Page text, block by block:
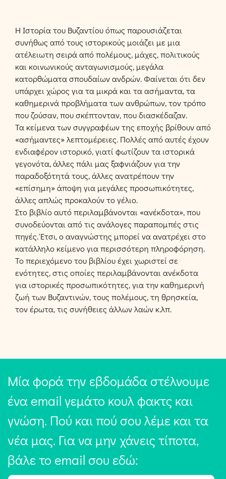
Η Ιστορία του Βυζαντίου όπως παρουσιάζεται
συνήθως από τους ιστορικούς μοιάζει με μια
ατέλειωτη σειρά από πολέμους, μάχες, πολιτικούς
και κοινωνικούς ανταγωνισμούς, μεγάλα
κατορθώματα σπουδαίων ανδρών. Φαίνεται ότι δεν
υπάρχει χώρος για τα μικρά και τα ασήμαντα, τα
καθημερινά προβλήματα των ανθρώπων, τον τρόπο
που ζούσαν, που σκέπτονταν, που διασκέδαζαν.
Τα κείμενα των συγγραφέων της εποχής βρίθουν από
«ασήμαντες» λεπτομέρειες. Πολλές από αυτές έχουν
ενδιαφέρον ιστορικό, γιατί φωτίζουν τα ιστορικά
γεγονότα, άλλες πάλι μας ξαφνιάζουν για την
παραδοξότητά τους, άλλες ανατρέπουν την
«επίσημη» άποψη για μεγάλες προσωπικότητες,
άλλες απλώς προκαλούν το γέλιο.
Στο βιβλίο αυτό περιλαμβάνονται «ανέκδοτα», που
συνοδεύονται από τις ανάλογες παραπομπές στις
πηγές. Έτσι, ο αναγνώστης μπορεί να ανατρέχει στο
κατάλληλο κείμενο για περισσότερη πληροφόρηση.
Το περιεχόμενο του βιβλίου έχει χωριστεί σε
ενότητες, στις οποίες περιλαμβάνονται ανέκδοτα
για ιστορικές προσωπικότητες, για την καθημερινή
ζωή των Βυζαντινών, τους πολέμους, τη θρησκεία,
τον έρωτα, τις συνήθειες άλλων λαών κ.λπ.
Μία φορά την εβδομάδα στέλνουμε
ένα email γεμάτο κουλ φακτς και
γνώση. Πού και πού σου λέμε και τα
νέα μας. Για να μην χάνεις τίποτα,
βάλε το email σου εδώ: